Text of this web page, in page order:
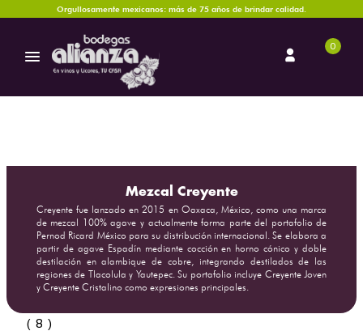
Orgullosamente mexicanos: más de 75 años de brindar calidad.
0
Mezcal Creyente
Creyente fue lanzado en 2015 en Oaxaca, México, como una marca
de mezcal 100% agave y actualmente forma parte del portafolio de
Pernod Ricard México para su distribución internacional. Se elabora a
partir de agave Espadín mediante cocción en horno cónico y doble
destilación en alambique de cobre, integrando destilados de las
regiones de Tlacolula y Yautepec. Su portafolio incluye Creyente Joven
y Creyente Cristalino como expresiones principales.
8